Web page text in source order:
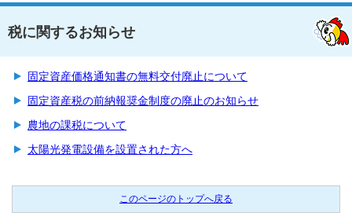
税に関するお知らせ
固定資産価格通知書の無料交付廃止について
固定資産税の前納報奨金制度の廃止のお知らせ
農地の課税について
太陽光発電設備を設置された方へ
このページのトップへ戻る